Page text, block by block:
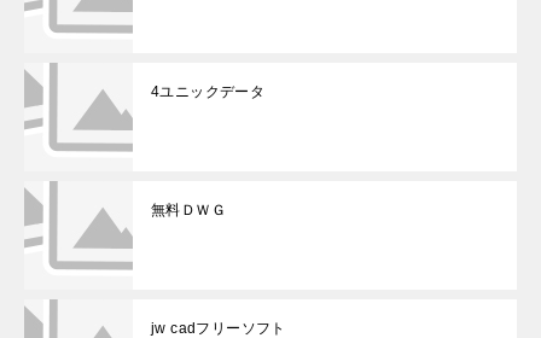
4ユニックデータ
無料ＤＷＧ
jw cadフリーソフト